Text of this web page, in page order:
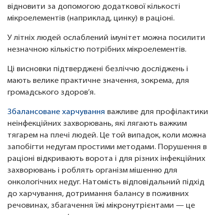
відновити ​​за допомогою додаткової кількості
мікроелементів (наприклад, цинку) в раціоні.
У літніх людей ослаблений імунітет можна посилити
незначною кількістю потрібних мікроелементів.
Ці висновки підтверджені безліччю досліджень і
мають велике практичне значення, зокрема, для
громадського здоров’я.
Збалансоване харчування важливе для профілактики
неінфекційних захворювань, які лягають важким
тягарем на плечі людей. Це той випадок, коли можна
запобігти недугам простими методами. Порушення в
раціоні відкривають ворота і для різних інфекційних
захворювань і роблять організм мішенню для
онкологічних недуг. Натомість відповідальний підхід
до харчування, дотримання балансу в поживних
речовинах, збагачення їжі мікронутрієнтами — це